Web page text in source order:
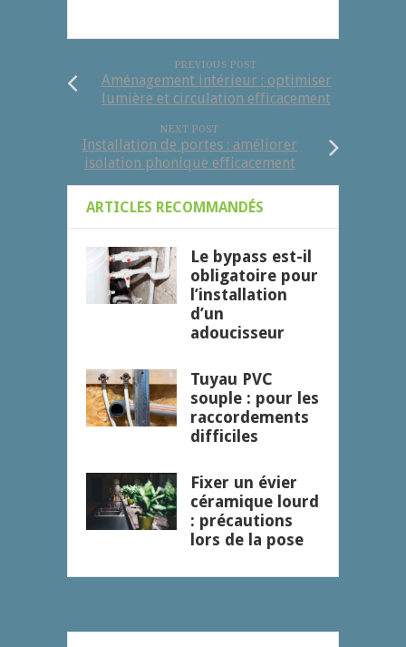
PREVIOUS POST
Aménagement intérieur : optimiser
lumière et circulation efficacement
NEXT POST
Installation de portes : améliorer
isolation phonique efficacement
ARTICLES RECOMMANDÉS
Le bypass est-il
obligatoire pour
l’installation
d’un
adoucisseur
Tuyau PVC
souple : pour les
raccordements
difficiles
Fixer un évier
céramique lourd
: précautions
lors de la pose